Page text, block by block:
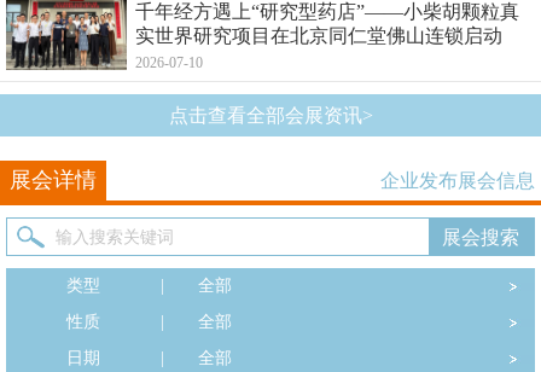
千年经方遇上“研究型药店”——小柴胡颗粒真
实世界研究项目在北京同仁堂佛山连锁启动
2026-07-10
点击查看全部会展资讯>
展会详情 企业发布展会信息
类型
全部
性质
全部
日期
全部